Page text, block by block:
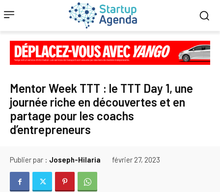
Mentor Week TTT : le TTT Day 1, une
journée riche en découvertes et en
partage pour les coachs
d’entrepreneurs
Publier par : Joseph-Hilaria février 27, 2023